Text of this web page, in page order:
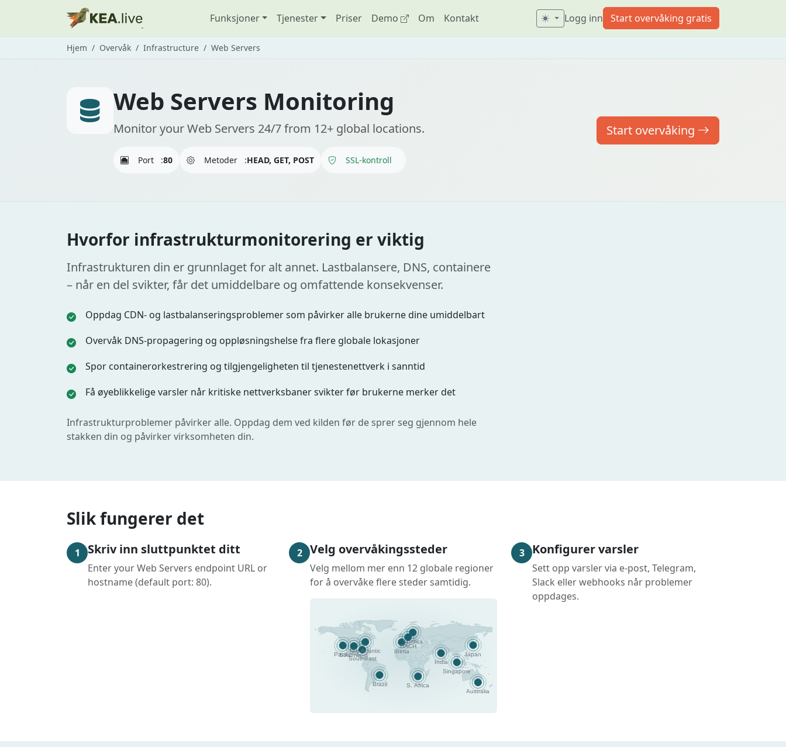
Funksjoner Tjenester Priser Demo Om Kontakt Logg inn Start overvåking gratis
Hjem Overvåk Infrastructure Web Servers
Web Servers Monitoring
Monitor your Web Servers 24/7 from 12+ global locations.
Port :80 Metoder :HEAD, GET, POST SSL-kontroll
Start overvåking
Hvorfor infrastrukturmonitorering er viktig
Infrastrukturen din er grunnlaget for alt annet. Lastbalansere, DNS, containere
– når en del svikter, får det umiddelbare og omfattende konsekvenser.
Oppdag CDN- og lastbalanseringsproblemer som påvirker alle brukerne dine umiddelbart
Overvåk DNS-propagering og oppløsningshelse fra flere globale lokasjoner
Spor containerorkestrering og tilgjengeligheten til tjenestenettverk i sanntid
Få øyeblikkelige varsler når kritiske nettverksbaner svikter før brukerne merker det
Infrastrukturproblemer påvirker alle. Oppdag dem ved kilden før de sprer seg gjennom hele
stakken din og påvirker virksomheten din.
Slik fungerer det
1 Skriv inn sluttpunktet ditt
Enter your Web Servers endpoint URL or
hostname (default port: 80).
2 Velg overvåkingssteder
Velg mellom mer enn 12 globale regioner
for å overvåke flere steder samtidig.
3 Konfigurer varsler
Sett opp varsler via e-post, Telegram,
Slack eller webhooks når problemer
oppdages.